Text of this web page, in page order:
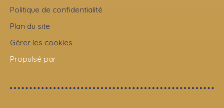
Politique de confidentialité
Plan du site
Gérer les cookies
Propulsé par